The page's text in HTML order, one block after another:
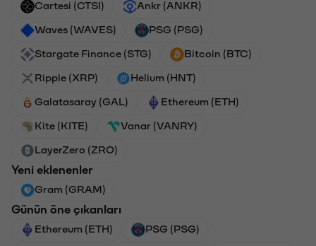
Cartesi (CTSI) Ankr (ANKR)
Waves (WAVES) PSG (PSG)
Stargate Finance (STG) Bitcoin (BTC)
Ripple (XRP) Helium (HNT)
Galatasaray (GAL) Ethereum (ETH)
Kite (KITE) Vanar (VANRY)
LayerZero (ZRO)
Yeni eklenenler
Gram (GRAM)
Günün öne çıkanları
Ethereum (ETH) PSG (PSG)